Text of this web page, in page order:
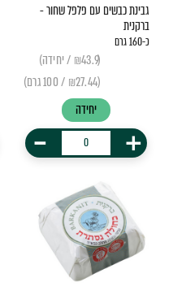
גבינת כבשים עם פלפל שחור -
ברקנית
כ-160 גרם
(₪43.9 / יחידה)
(₪27.44 / 100 גרם)
יחידה
+
-